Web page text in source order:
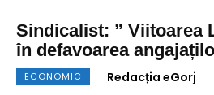
Sindicalist: ” Viitoarea
în defavoarea
ECONOMIC
Redacția eGorj